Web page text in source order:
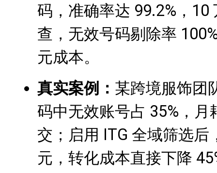
码，准确率达 99.2%，
查，无效号码剔除率
元成本。
真实案例： 某跨境服饰团
码中无效账号占 35%，
交；启用 ITG 全域筛选
元，转化成本直接下降